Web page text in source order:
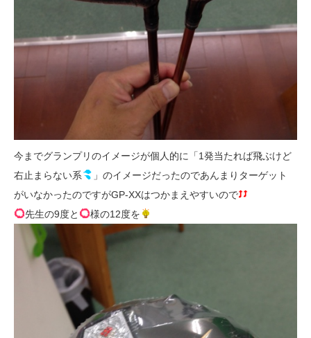
今までグランプリのイメージが個人的に「1発当たれば飛ぶけど
右止まらない系
」のイメージだったのであんまりターゲット
がいなかったのですがGP-XXはつかまえやすいので
先生の9度と
様の12度を